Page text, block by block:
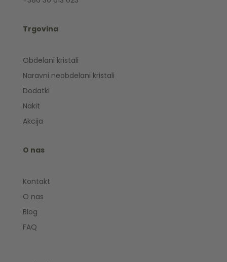
Trgovina
Obdelani kristali
Naravni neobdelani kristali
Dodatki
Nakit
Akcija
O nas
Kontakt
O nas
Blog
FAQ